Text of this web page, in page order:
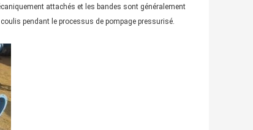
attachés et les bandes sont généralement
pendant le processus de pompage pressurisé.